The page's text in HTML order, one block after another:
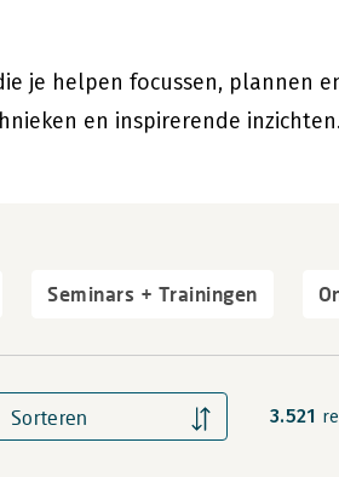
je helpen focussen, plannen
en inspirerende inzichten.
Seminars + Trainingen
Sorteren 3.521